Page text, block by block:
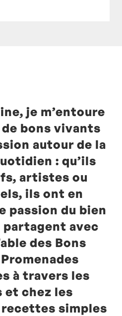
je m’entoure
de bons vivants
autour de la
: qu’ils
artistes ou
ils ont en
passion du bien
partagent avec
des Bons
à travers les
et chez les
simples